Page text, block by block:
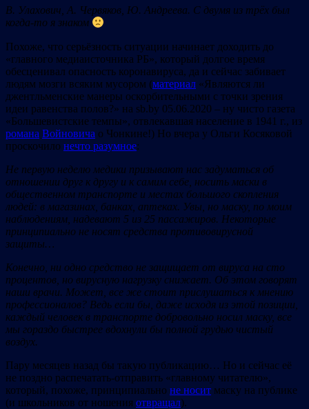
В. Улахович, А. Червяков, Ю. Андреева. С двумя из трёх был
когда-то я знаком
Похоже, что серьёзность ситуации начинает доходить до
«главного медиаисточника РБ», который долгое время
обесценивал опасность коронавируса, да и сейчас забивает
людям мозги всяким мусором (материал «Являются ли
джентльменские манеры оскорбительными с точки зрения
идеи равенства полов?» на sb.by 05.06.2020 – ну чисто газета
«Большевистские темпы», отвлекавшая население в 1941 г., из
романа Войновича о Чонкине!) Но вчера у Ольги Косяковой
проскочило нечто разумное:
Не первую неделю медики призывают нас задуматься об
отношении друг к другу и к самим себе, носить маски в
общественном транспорте и местах большого скопления
людей: в магазинах, банках, аптеках. Увы, но маску, по моим
наблюдениям, надевают 5 из 25 пассажиров. Некоторые
принципиально не носят средства противовирусной
защиты…
Конечно, ни одно средство не защищает от вируса на сто
процентов, но вирусную нагрузку снижает. Об этом говорят
наши врачи. Может, все же стоит прислушаться к мнению
профессионалов? Ведь если бы, даже исходя из этой позиции,
каждый человек в транспорте добровольно носил маску, все
мы гораздо быстрее вдохнули бы полной грудью чистый
воздух.
Пару месяцев назад бы такую публикацию… Но и сейчас её
не поздно распечатать-отправить «главному читателю»,
который, похоже, принципиально не носит маску на публике
(и школьников от ношения отвращал).